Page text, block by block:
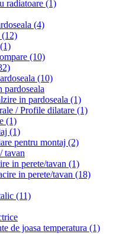
radiatoare (1)
(4)
(12)
(1)
(10)
(10)
in pardoseala (1)
/ Profile dilatare (1)
(1)
(1)
pentru montaj (2)
tavan
in perete/tavan (1)
in perete/tavan (18)
(11)
de joasa temperatura (1)